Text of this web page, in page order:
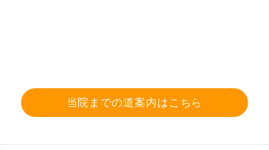
当院までの道案内はこちら